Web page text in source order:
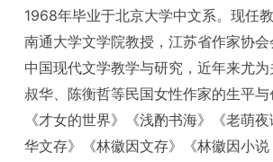
1968年毕业于北京大学中文系。现任
南通大学文学院教授，江苏省作家协
中国现代文学教学与研究，近年来尤
叔华、陈衡哲等民国女性作家的生平
《才女的世界》《浅酌书海》《老萌
华文存》《林徽因文存》《林徽因小